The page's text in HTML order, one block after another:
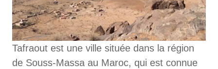
Tafraout est une ville située dans la région
de Souss-Massa au Maroc, qui est connue